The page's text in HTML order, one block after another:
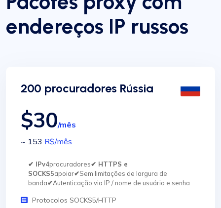
endereços IP russos
200 procuradores Rússia
$30/mês
~ 153 R$/mês
✔ IPv4procuradores✔ HTTPS e
SOCKS5apoiar✔Sem limitações de largura de
banda✔Autenticação via IP / nome de usuário e senha
Protocolos SOCKS5/HTTP